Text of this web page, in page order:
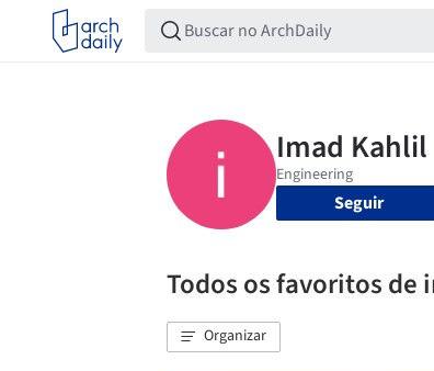
Seguir
Todos os favoritos de
Organizar